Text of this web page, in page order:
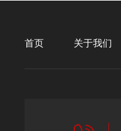
首页 关于我们